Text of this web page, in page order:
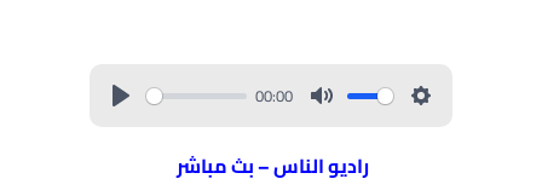
00:00
راديو الناس – بث مباشر